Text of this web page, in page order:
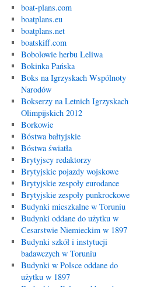
boat-plans.com
boatplans.eu
boatplans.net
boatskiff.com
Bobolowie herbu Leliwa
Bokinka Pańska
Boks na Igrzyskach Wspólnoty
Narodów
Bokserzy na Letnich Igrzyskach
Olimpijskich 2012
Borkowie
Bóstwa bałtyjskie
Bóstwa światła
Brytyjscy redaktorzy
Brytyjskie pojazdy wojskowe
Brytyjskie zespoły eurodance
Brytyjskie zespoły punkrockowe
Budynki mieszkalne w Toruniu
Budynki oddane do użytku w
Cesarstwie Niemieckim w 1897
Budynki szkół i instytucji
badawczych w Toruniu
Budynki w Polsce oddane do
użytku w 1897